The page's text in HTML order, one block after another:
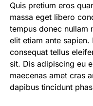
Quis pretium eros
massa eget libero
tempus donec nullam
elit etiam ante sapien.
consequat tellus
sit. Dis adipiscing eu
maecenas amet cras
dapibus tincidunt